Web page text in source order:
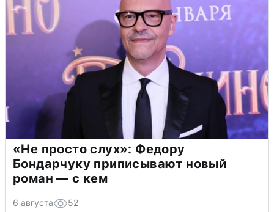
«Не просто слух»: Федору
Бондарчуку приписывают новый
роман — с кем
6 августа 52